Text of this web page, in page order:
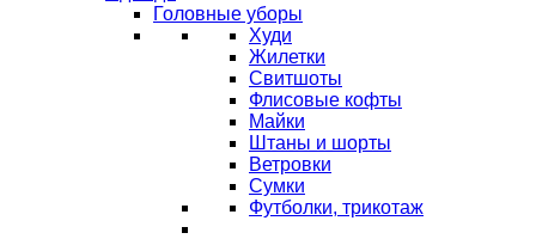
Головные уборы
Худи
Жилетки
Свитшоты
Флисовые кофты
Майки
Штаны и шорты
Ветровки
Сумки
Футболки, трикотаж